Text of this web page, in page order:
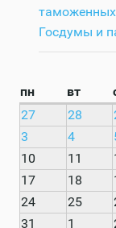
таможенных
Госдумы и
пн
вт
27
28
3
4
10
11
17
18
24
25
31
1